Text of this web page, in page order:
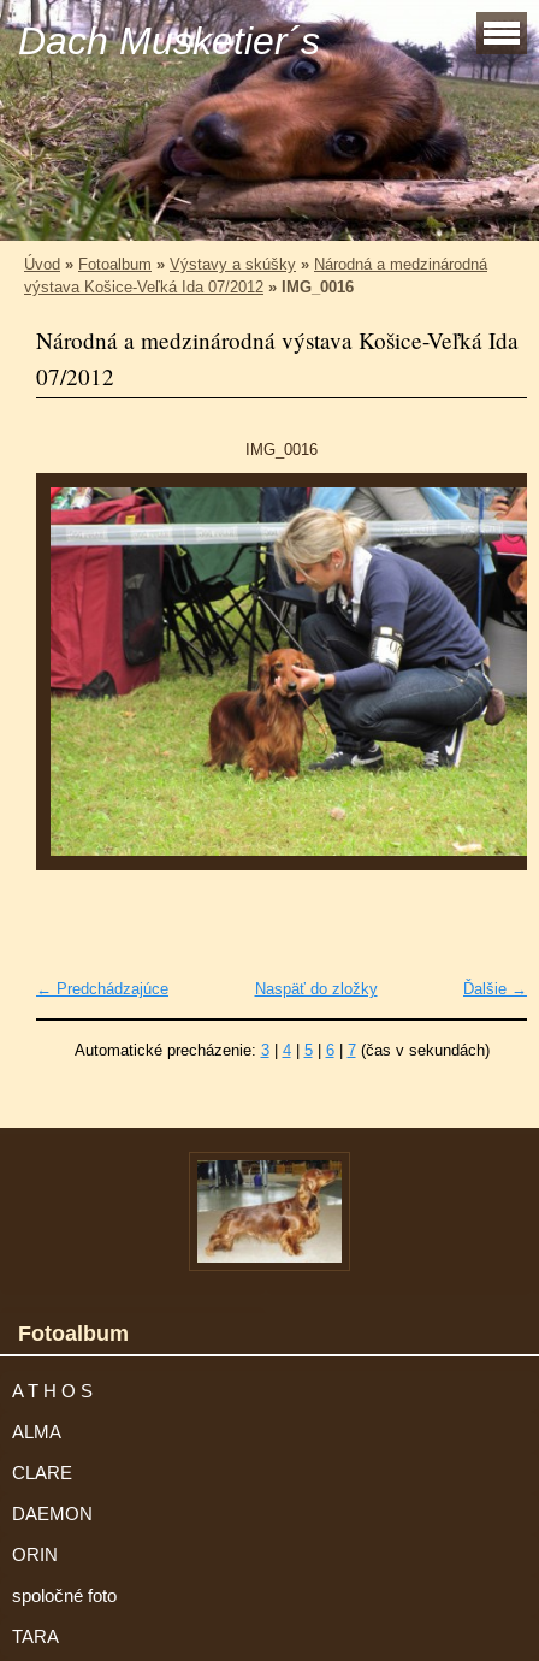
Dach Musketier´s
Úvod » Fotoalbum » Výstavy a skúšky » Národná a medzinárodná
výstava Košice-Veľká Ida 07/2012 » IMG_0016
Národná a medzinárodná výstava Košice-Veľká Ida
07/2012
IMG_0016
← Predchádzajúce Ďalšie →
Naspäť do zložky
Automatické precházenie: 3| 4| 5| 6| 7(čas v sekundách)
Fotoalbum
A T H O S
ALMA
CLARE
DAEMON
ORIN
spoločné foto
TARA